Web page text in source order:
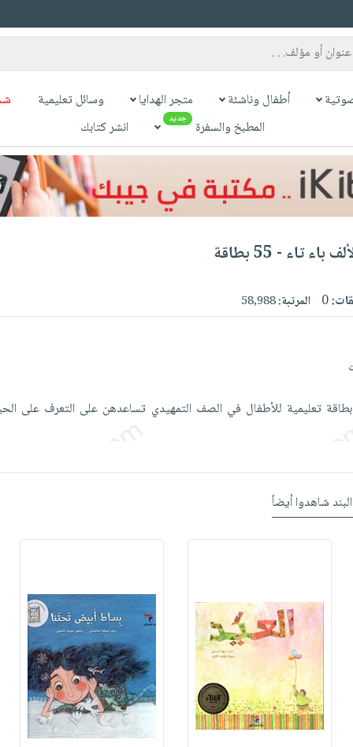
أطفال وناشئة متجر الهدايا وسائل تعليمية
المطبخ والسفرة جديد انشر كتابك
تاء - 55 بطاقة
0 المرتبة:58,988
بين يدينا 55 بطاقة تعليمية للأطفال في الصف التمهيدي تساعدهن على التعرف على
شاهدوا أيضاً